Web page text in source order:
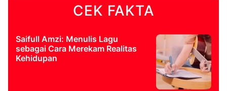
CEK FAKTA
Saifull Amzi: Menulis Lagu
sebagai Cara Merekam Realitas
Kehidupan